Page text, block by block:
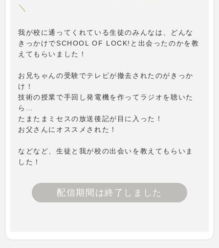
＼
我が校に通ってくれている生徒のみんなは、どんな
きっかけでSCHOOL OF LOCK!と出会ったのかを教
えてもらいました！
お兄ちゃんの受験でテレビが撤去されたのがきっか
け！
技術の授業で手回し発電機を作ってラジオを聴いた
ら…
たまたまミセスの放送後記が目に入った！
お父さんにオススメされた！
などなど、生徒と我が校の出会いを教えてもらいま
した！
配信期間は終了しました